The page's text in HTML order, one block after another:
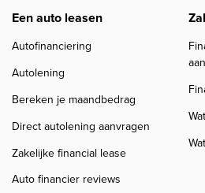
Een auto leasen
Autofinanciering
Autolening
Bereken je maandbedrag
Direct autolening aanvragen
Zakelijke financial lease
Auto financier reviews